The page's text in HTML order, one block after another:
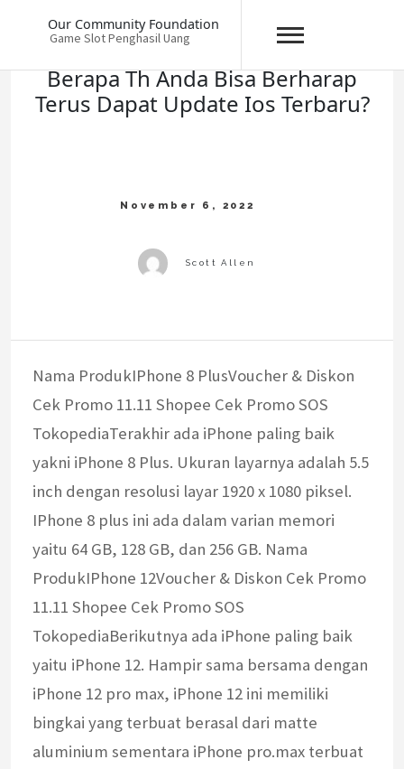
Our Community Foundation
Game Slot Penghasil Uang
Berapa Th Anda Bisa Berharap
Terus Dapat Update Ios Terbaru?
Nama ProdukIPhone 8 PlusVoucher & Diskon
Cek Promo 11.11 Shopee Cek Promo SOS
TokopediaTerakhir ada iPhone paling baik
yakni iPhone 8 Plus. Ukuran layarnya adalah 5.5
inch dengan resolusi layar 1920 x 1080 piksel.
IPhone 8 plus ini ada dalam varian memori
yaitu 64 GB, 128 GB, dan 256 GB. Nama
ProdukIPhone 12Voucher & Diskon Cek Promo
11.11 Shopee Cek Promo SOS
TokopediaBerikutnya ada iPhone paling baik
yaitu iPhone 12. Hampir sama bersama dengan
iPhone 12 pro max, iPhone 12 ini memiliki
bingkai yang terbuat berasal dari matte
aluminium sementara iPhone pro.max terbuat